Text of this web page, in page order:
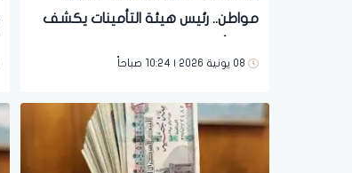
مواطن.. رئيس هيئة التأمينات يكشف
08 يونية 2026 | 10:24 صباحاً